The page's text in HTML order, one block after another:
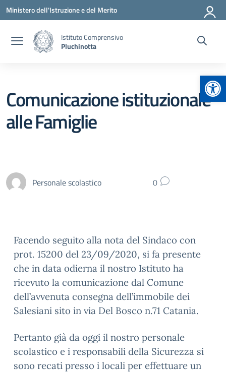
Vai ai contenuti
Vai al menu di navigazione
Vai al footer
Ministero dell'Istruzione e del Merito
Istituto Comprensivo
Pluchinotta
Comunicazione istituzionale
alle Famiglie
Personale scolastico 0
Facendo seguito alla nota del Sindaco con
prot. 15200 del 23/09/2020, si fa presente
che in data odierna il nostro Istituto ha
ricevuto la comunicazione dal Comune
dell’avvenuta consegna dell’immobile dei
Salesiani sito in via Del Bosco n.71 Catania.
Pertanto già da oggi il nostro personale
scolastico e i responsabili della Sicurezza si
sono recati presso i locali per effettuare un